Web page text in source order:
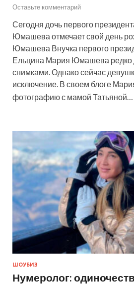
Оставьте комментарий
Сегодня дочь первого
Юмашева отмечает свой день
Юмашева Внучка первого
Ельцина Мария Юмашева редко
снимками. Однако сейчас
исключение. В своем блоге
фотографию с мамой Татьяной…
ШОУБИЗ
Нумеролог: